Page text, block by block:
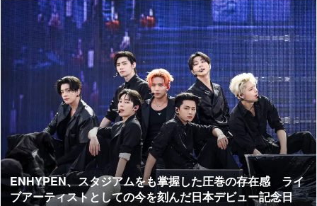
ENHYPEN、スタジアムをも掌握した圧巻の存在感 ライ
ブアーティストとしての今を刻んだ日本デビュー記念日